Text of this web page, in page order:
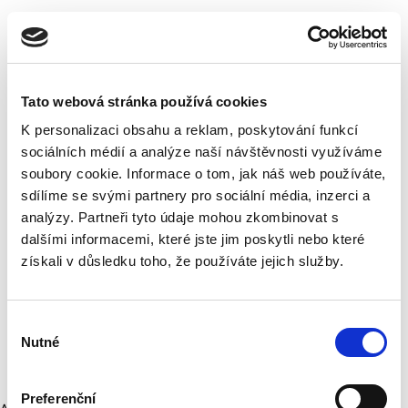
Tato webová stránka používá cookies
K personalizaci obsahu a reklam, poskytování funkcí
sociálních médií a analýze naší návštěvnosti využíváme
soubory cookie. Informace o tom, jak náš web používáte,
sdílíme se svými partnery pro sociální média, inzerci a
analýzy. Partneři tyto údaje mohou zkombinovat s
dalšími informacemi, které jste jim poskytli nebo které
získali v důsledku toho, že používáte jejich služby.
souhlasu
Nutné
Preferenční